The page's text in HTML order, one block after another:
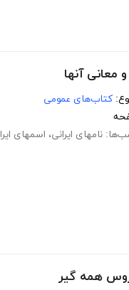
معانی آنها
کتاب‌های عمومی
نامهای ایرانی، اسمهای
همه گیر